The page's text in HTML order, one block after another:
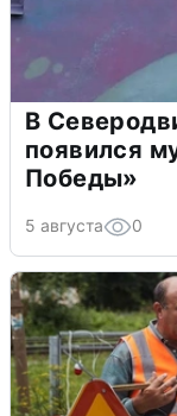
В
появился
Победы»
5 августа 0